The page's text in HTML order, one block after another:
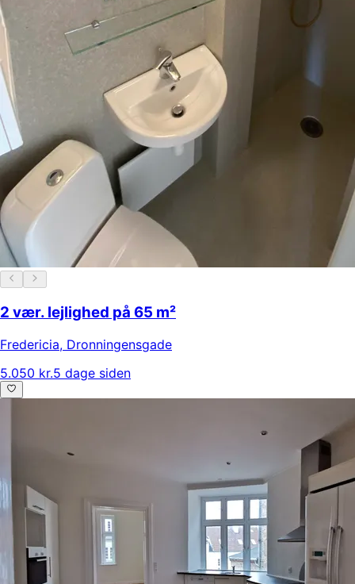
2 vær. lejlighed på 65 m²
Fredericia, Dronningensgade
5.050 kr.5 dage siden